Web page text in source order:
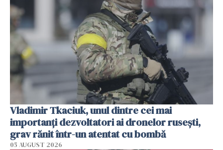
Vladimir Tkaciuk, unul dintre cei mai
importanți dezvoltatori ai dronelor rusești,
grav rănit într-un atentat cu bombă
05 AUGUST 2026